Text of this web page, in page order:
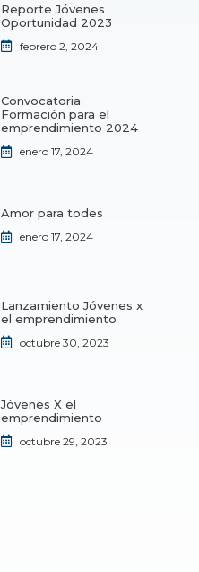
Reporte Jóvenes
Oportunidad 2023
febrero 2, 2024
Convocatoria
Formación para el
emprendimiento 2024
enero 17, 2024
Amor para todes
enero 17, 2024
Lanzamiento Jóvenes x
el emprendimiento
octubre 30, 2023
Jóvenes X el
emprendimiento
octubre 29, 2023